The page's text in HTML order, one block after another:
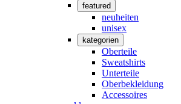
featured
neuheiten
unisex
kategorien
Oberteile
Sweatshirts
Unterteile
Oberbekleidung
Accessoires